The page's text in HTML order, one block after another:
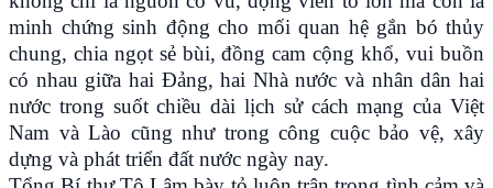
minh chứng sinh động cho mối quan hệ gắn bó thủy
chung, chia ngọt sẻ bùi, đồng cam cộng khổ, vui buồn
có nhau giữa hai Đảng, hai Nhà nước và nhân dân hai
nước trong suốt chiều dài lịch sử cách mạng của Việt
Nam và Lào cũng như trong công cuộc bảo vệ, xây
dựng và phát triển đất nước ngày nay.